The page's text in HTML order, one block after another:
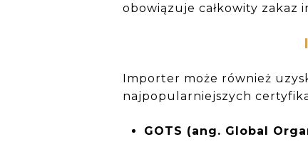
obowiązuje całkowity
Importer może również
najpopularniejszych
GOTS (ang. Global